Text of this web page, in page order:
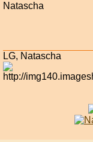
Natascha
LG, Natascha